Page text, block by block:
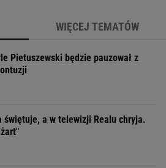
WIĘCEJ TEMATÓW
Pietuszewski będzie pauzował z
świętuje, a w telewizji Realu chryja.